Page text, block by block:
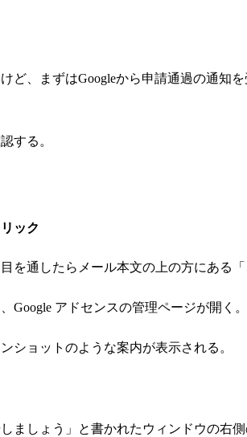
ど、まずはGoogleから申請通過の通知
する。
ック
を通したらメール本文の上の方にある
Google アドセンスの管理ページが開く。
ショットのような案内が表示される。
ましょう」と書かれたウィンドウの右